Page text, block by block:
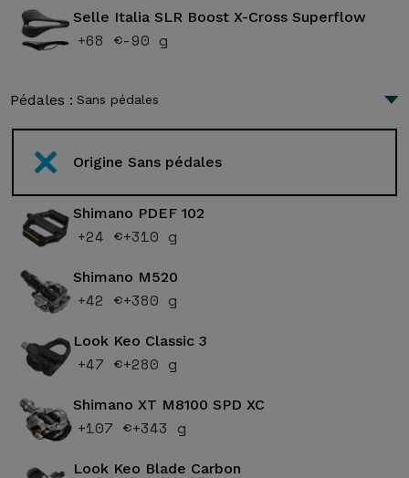
Selle Italia SLR Boost X-Cross Superflow
+68 €-90 g
Pédales : Sans pédales
Origine Sans pédales
Shimano PDEF 102
+24 €+310 g
Shimano M520
+42 €+380 g
Look Keo Classic 3
+47 €+280 g
Shimano XT M8100 SPD XC
+107 €+343 g
Look Keo Blade Carbon